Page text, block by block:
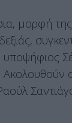
μορφή της
υποψήφιος
Ακολουθούν